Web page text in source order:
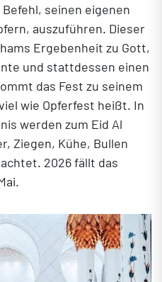
seinen eigenen
auszuführen. Dieser
Ergebenheit zu Gott,
und stattdessen einen
das Fest zu seinem
wie Opferfest heißt. In
werden zum Eid Al
Ziegen, Kühe, Bullen
2026 fällt das